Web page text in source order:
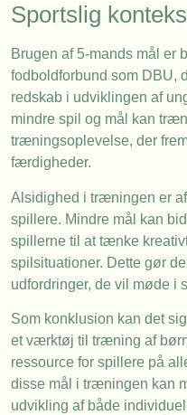
Sportslig
Brugen af 5-mands mål er
fodboldforbund som DBU,
redskab i udviklingen af
mindre spil og mål kan
træningsoplevelse, der
færdigheder.
Alsidighed i træningen er
spillere. Mindre mål kan
spillerne til at tænke
spilsituationer. Dette gør
udfordringer, de vil møde i
Som konklusion kan det
et værktøj til træning af
ressource for spillere på
disse mål i træningen kan
udvikling af både